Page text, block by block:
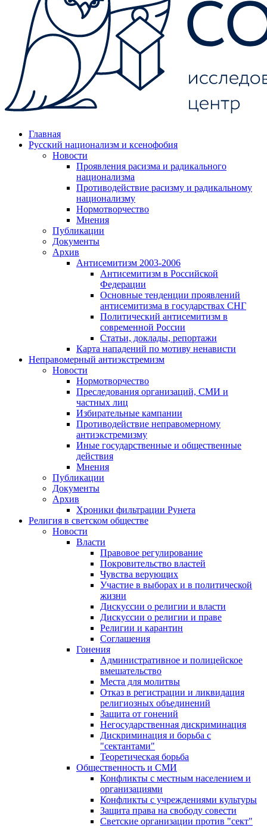
Главная
Русский национализм и ксенофобия
Новости
Проявления расизма и радикального
национализма
Противодействие расизму и радикальному
национализму
Нормотворчество
Мнения
Публикации
Документы
Архив
Антисемитизм 2003-2006
Антисемитизм в Российской
Федерации
Основные тенденции проявлений
антисемитизма в государствах СНГ
Политический антисемитизм в
современной России
Статьи, доклады, репортажи
Карта нападений по мотиву ненависти
Неправомерный антиэкстремизм
Новости
Нормотворчество
Преследования организаций, СМИ и
частных лиц
Избирательные кампании
Противодействие неправомерному
антиэкстремизму
Иные государственные и общественные
действия
Мнения
Публикации
Документы
Архив
Хроники фильтрации Рунета
Религия в светском обществе
Новости
Власти
Правовое регулирование
Покровительство властей
Чувства верующих
Участие в выборах и в политической
жизни
Дискуссии о религии и власти
Дискуссии о религии и праве
Религии и карантин
Соглашения
Гонения
Административное и полицейское
вмешательство
Места для молитвы
Отказ в регистрации и ликвидация
религиозных объединений
Защита от гонений
Негосударственная дискриминация
Дискриминация и борьба с
"сектантами"
Теоретическая борьба
Общественность и СМИ
Конфликты с местным населением и
организациями
Конфликты с учреждениями культуры
Защита права на свободу совести
Светские организации против "сект"